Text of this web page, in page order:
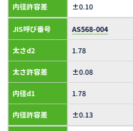
内径許容差 ±0.10
JIS呼び番号
太さd2
太さ許容差
内径d1
内径許容差
AS568-004
1.78
±0.08
1.78
±0.13